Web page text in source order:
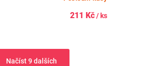
211 Kč/ ks
Načíst 9 dalších